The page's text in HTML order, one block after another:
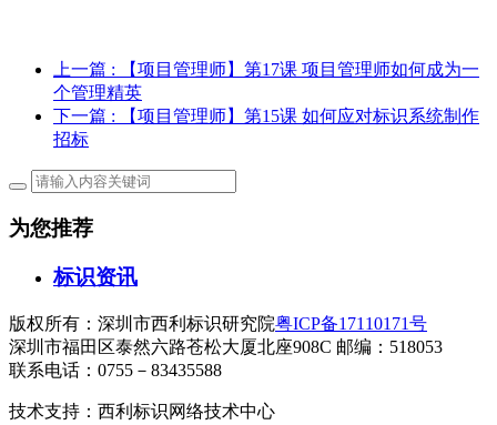
上一篇 : 【项目管理师】第17课 项目管理师如何成为一
个管理精英
下一篇 : 【项目管理师】第15课 如何应对标识系统制作
招标
为您推荐
标识资讯
版权所有：深圳市西利标识研究院粤ICP备17110171号
深圳市福田区泰然六路苍松大厦北座908C 邮编：518053
联系电话：0755－83435588
技术支持：西利标识网络技术中心